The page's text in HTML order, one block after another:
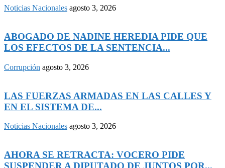
Noticias Nacionales agosto 3, 2026
ABOGADO DE NADINE HEREDIA PIDE QUE
LOS EFECTOS DE LA SENTENCIA...
Corrupción agosto 3, 2026
LAS FUERZAS ARMADAS EN LAS CALLES Y
EN EL SISTEMA DE...
Noticias Nacionales agosto 3, 2026
AHORA SE RETRACTA: VOCERO PIDE
SUSPENDER A DIPUTADO DE JUNTOS POR...